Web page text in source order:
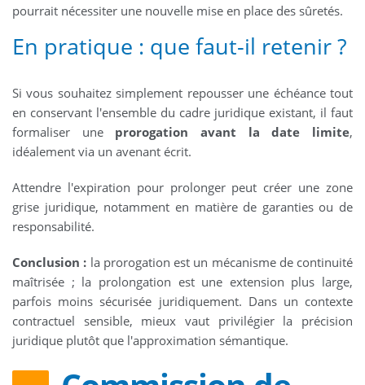
pourrait nécessiter une nouvelle mise en place des sûretés.
En pratique : que faut-il retenir ?
Si vous souhaitez simplement repousser une échéance tout
en conservant l'ensemble du cadre juridique existant, il faut
formaliser une prorogation avant la date limite,
idéalement via un avenant écrit.
Attendre l'expiration pour prolonger peut créer une zone
grise juridique, notamment en matière de garanties ou de
responsabilité.
Conclusion : la prorogation est un mécanisme de continuité
maîtrisée ; la prolongation est une extension plus large,
parfois moins sécurisée juridiquement. Dans un contexte
contractuel sensible, mieux vaut privilégier la précision
juridique plutôt que l'approximation sémantique.